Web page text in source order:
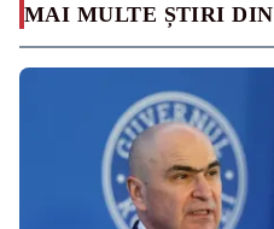
MAI MULTE ȘTIRI DIN